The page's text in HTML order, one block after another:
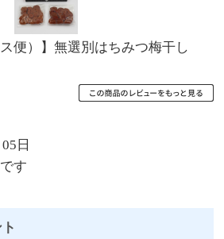
便）】無選別はちみつ梅干し
日
す